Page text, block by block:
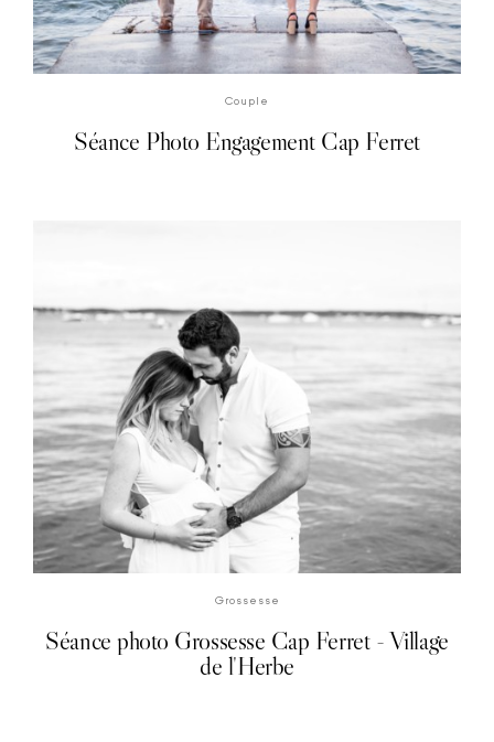
Couple
Séance Photo Engagement Cap Ferret
DÉCOUVRIR LA SÉANCE PHOTO
Grossesse
Séance photo Grossesse Cap Ferret - Village
de l'Herbe
DÉCOUVRIR LA SÉANCE PHOTO